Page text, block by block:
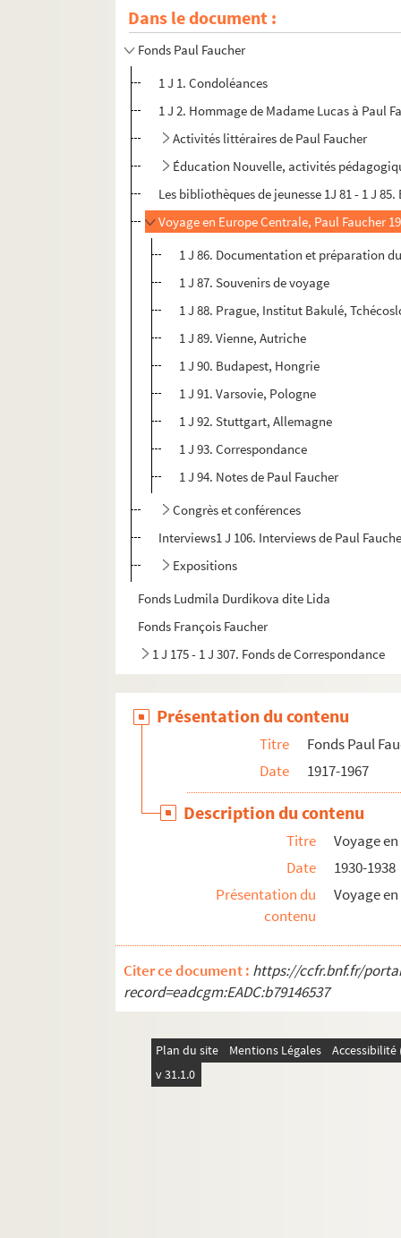
Dans le document :
Fonds Paul Faucher
1 J 1. Condoléances
1 J 2. Hommage de Madame Lucas à Paul
Activités littéraires de Paul Faucher
Éducation Nouvelle, activités
Les bibliothèques de jeunesse 1J 81 - 1 J
Voyage en Europe Centrale, Paul Faucher
1 J 86. Documentation et préparation
1 J 87. Souvenirs de voyage
1 J 88. Prague, Institut Bakulé,
1 J 89. Vienne, Autriche
1 J 90. Budapest, Hongrie
1 J 91. Varsovie, Pologne
1 J 92. Stuttgart, Allemagne
1 J 93. Correspondance
1 J 94. Notes de Paul Faucher
Congrès et conférences
Interviews1 J 106. Interviews de Paul
Expositions
Fonds Ludmila Durdikova dite Lida
Fonds François Faucher
1 J 175 - 1 J 307. Fonds de Correspondance
Présentation du contenu
Titre
Fonds Paul
Date
1917-1967
Description du contenu
Titre
Voyage
Date
1930-1938
Présentation du
contenu
Voyage
Citer ce document : https://ccfr.bnf.fr/
record=eadcgm:EADC:b79146537
Plan du site Mentions Légales
v 31.1.0